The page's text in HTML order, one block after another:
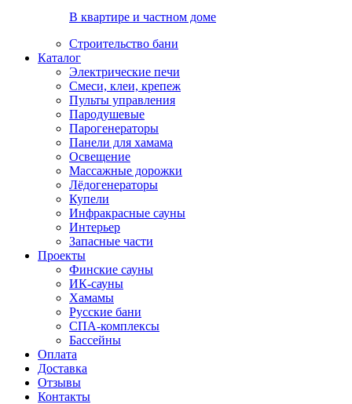
В квартире и частном доме
Строительство бани
Каталог
Электрические печи
Смеси, клеи, крепеж
Пульты управления
Пародушевые
Парогенераторы
Панели для хамама
Освещение
Массажные дорожки
Лёдогенераторы
Купели
Инфракрасные сауны
Интерьер
Запасные части
Проекты
Финские сауны
ИК-сауны
Хамамы
Русские бани
СПА-комплексы
Бассейны
Оплата
Доставка
Отзывы
Контакты